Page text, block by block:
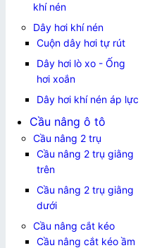
khí nén
Dây hơi khí nén
Cuộn dây hơi tự rút
Dây hơi lò xo - Ống
hơi xoắn
Dây hơi khí nén áp lực
Cầu nâng ô tô
Cầu nâng 2 trụ
Cầu nâng 2 trụ giằng
trên
Cầu nâng 2 trụ giằng
dưới
Cầu nâng cắt kéo
Cầu nâng cắt kéo ầm